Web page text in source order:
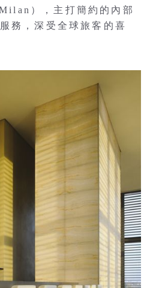
），主打簡約的內部
務，深受全球旅客的喜